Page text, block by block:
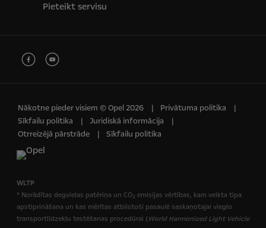
Pieteikt servisu
Nākotne pieder visiem © Opel 2026
Privātuma politika
Sīkfailu politika
Juridiskā informācija
Otrreizējā pārstrāde
Sīkfailu politika
WLTP
* Norādītas degvielas patēriņa un CO2 emisijas vērtības, kam veikta tipa
apstiprināšana un kas mērītas atbilstoši pasaulē saskaņotajai vieglo
transportlīdzekļu testēšanas procedūrai (World Harmonized Light Vehicle